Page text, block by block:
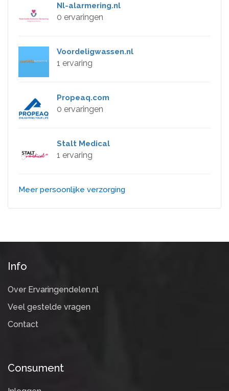
Nl-alarmering.nl
0 ervaringen
Voordeligwassen.nl
1 ervaring
Propeaq.com
0 ervaringen
Stalt Medical
1 ervaring
Meer persoonlijke verzorging
Info
Over Ervaringendelen.nl
Veel gestelde vragen
Contact
Consument